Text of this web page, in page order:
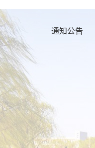
通知公告